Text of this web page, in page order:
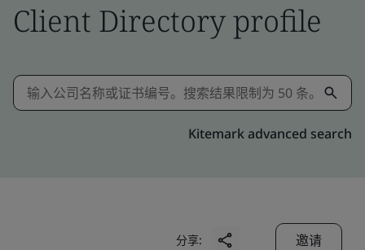
Client Directory profile
Kitemark advanced search
分享: 邀请